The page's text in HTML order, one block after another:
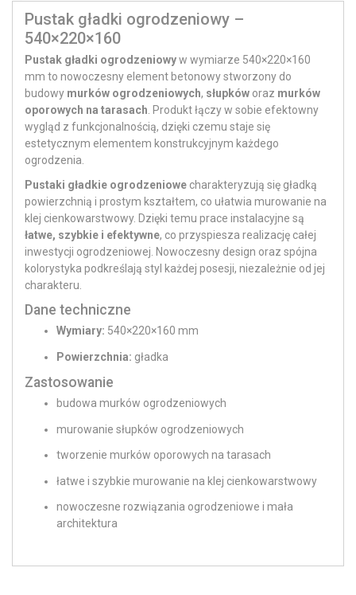
Pustak gładki ogrodzeniowy –
540×220×160
Pustak gładki ogrodzeniowyw wymiarze 540×220×160
mm to nowoczesny element betonowy stworzony do
budowy murków ogrodzeniowych, słupków oraz murków
oporowych na tarasach . Produkt łączy w sobie efektowny
wygląd z funkcjonalnością, dzięki czemu staje się
estetycznym elementem konstrukcyjnym każdego
ogrodzenia.
Pustaki gładkie ogrodzeniowe charakteryzują się gładką
powierzchnią i prostym kształtem, co ułatwia murowanie na
klej cienkowarstwowy. Dzięki temu prace instalacyjne są
łatwe, szybkie i efektywne, co przyspiesza realizację całej
inwestycji ogrodzeniowej. Nowoczesny design oraz spójna
kolorystyka podkreślają styl każdej posesji, niezależnie od jej
charakteru.
Dane techniczne
Wymiary: 540×220×160 mm
Powierzchnia: gładka
Zastosowanie
budowa murków ogrodzeniowych
murowanie słupków ogrodzeniowych
tworzenie murków oporowych na tarasach
łatwe i szybkie murowanie na klej cienkowarstwowy
nowoczesne rozwiązania ogrodzeniowe i mała
architektura